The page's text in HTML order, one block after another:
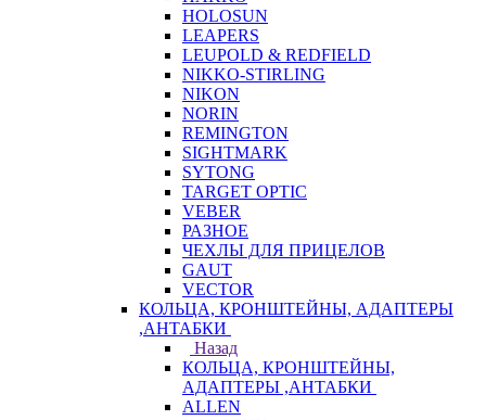
HOLOSUN
LEAPERS
LEUPOLD & REDFIELD
NIKKO-STIRLING
NIKON
NORIN
REMINGTON
SIGHTMARK
SYTONG
TARGET OPTIC
VEBER
РАЗНОЕ
ЧЕХЛЫ ДЛЯ ПРИЦЕЛОВ
GAUT
VECTOR
КОЛЬЦА, КРОНШТЕЙНЫ, АДАПТЕРЫ
,АНТАБКИ
Назад
КОЛЬЦА, КРОНШТЕЙНЫ,
АДАПТЕРЫ ,АНТАБКИ
ALLEN